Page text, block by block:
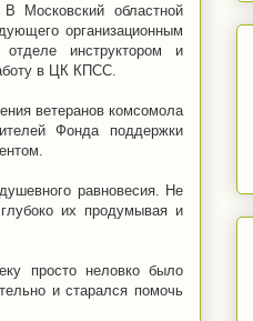
областной
организационным
инструктором и
в ЦК КПСС.
ветеранов комсомола
Фонда поддержки
равновесия. Не
их продумывая и
просто неловко было
и старался помочь